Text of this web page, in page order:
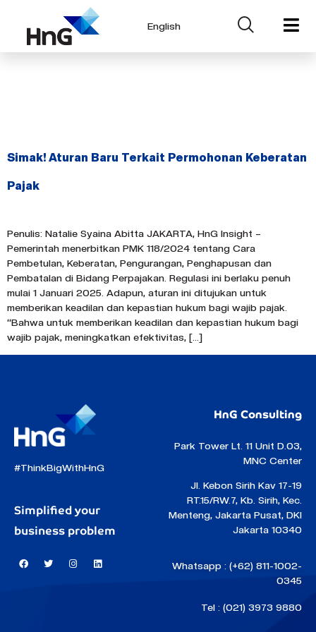
English
Simak! Aturan Baru Terkait Permohonan Keberatan
Pajak
Penulis: Natalie Syaina Abitta JAKARTA, HnG Insight –
Pemerintah menerbitkan PMK 118/2024 tentang Cara
Pembetulan, Keberatan, Pengurangan, Penghapusan dan
Pembatalan di Bidang Perpajakan. Regulasi ini berlaku penuh
mulai 1 Januari 2025. Adapun, aturan ini ditujukan untuk
memberikan keadilan dan kepastian hukum bagi wajib pajak.
“Bahwa untuk memberikan keadilan dan kepastian hukum bagi
wajib pajak, meningkatkan efektivitas, […]
#ThinkBigWithHnG
Simplified your
business problem
HnG Consulting
Park Tower Lt. 11 Unit D.03,
MNC Center
Jl. Kebon Sirih Kav 17-19
RT.15/RW.7, Kb. Sirih, Kec.
Menteng, Jakarta Pusat, DKI
Jakarta 10340
Whatsapp : (+62) 811-1002-
0345
Tel : (021) 3973 9880